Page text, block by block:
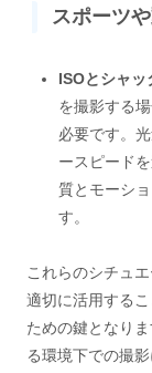
スポーツ
ISOとシャッ
を撮影する
必要です。
ースピード
質とモーシ
す。
これらのシチュ
適切に活用する
ための鍵となり
る環境下での撮